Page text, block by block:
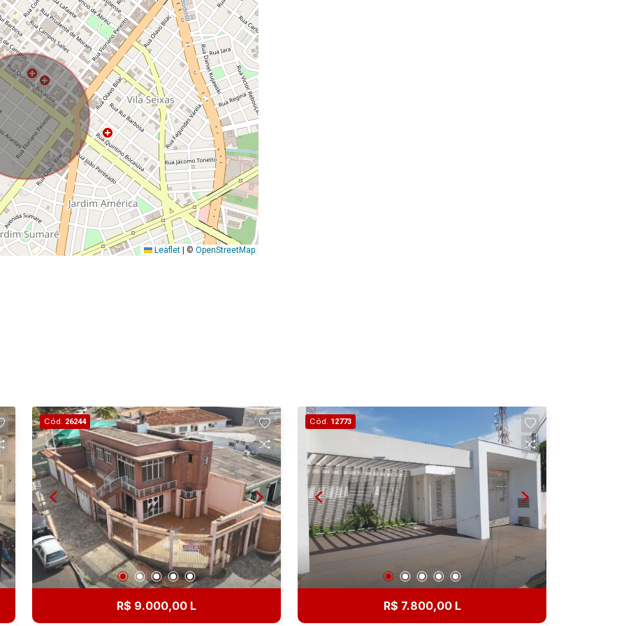
Leaflet | © OpenStreetMap
Cód. 26244
R$ 9.000,00 L
Cód. 12773
R$ 7.800,00 L